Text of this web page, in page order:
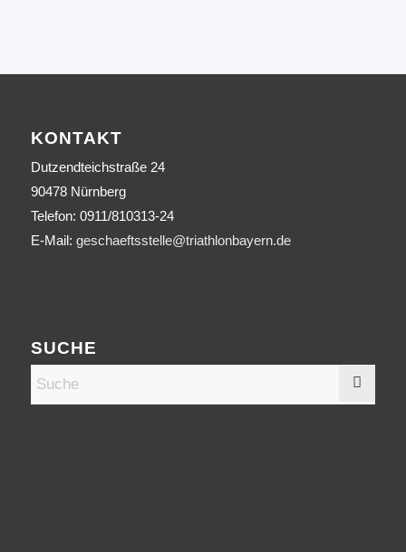
KONTAKT
Dutzendteichstraße 24
90478 Nürnberg
Telefon: 0911/810313-24
E-Mail: geschaeftsstelle@triathlonbayern.de
SUCHE